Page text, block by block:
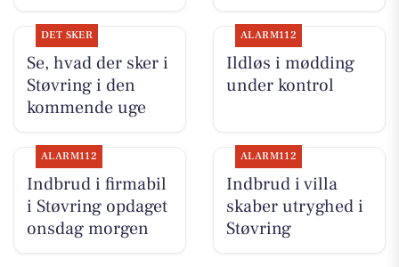
DET SKER
Se, hvad der sker i
Støvring i den
kommende uge
ALARM112
Ildløs i mødding
under kontrol
ALARM112
Indbrud i firmabil
i Støvring opdaget
onsdag morgen
ALARM112
Indbrud i villa
skaber utryghed i
Støvring